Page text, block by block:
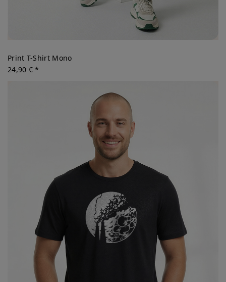
Print T-Shirt Mono
24,90 € *